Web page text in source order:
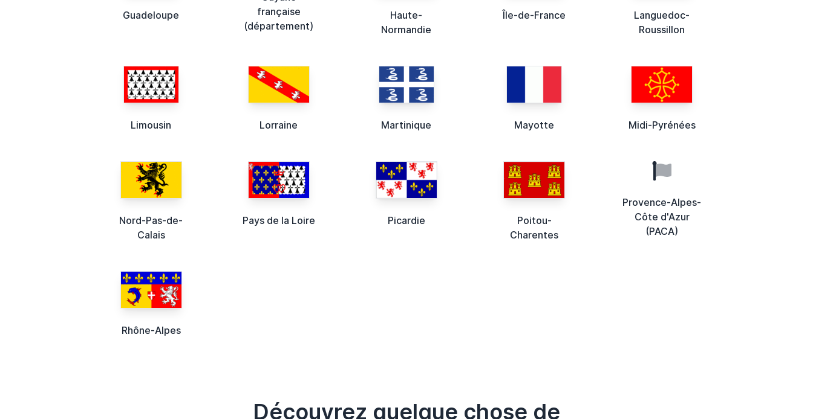
Guadeloupe
française
(département)
Haute-
Normandie
Île-de-France
Languedoc-
Roussillon
Limousin Lorraine Martinique Mayotte Midi-Pyrénées
Nord-Pas-de-
Calais
Pays de la Loire Picardie
Poitou-
Charentes
Provence-Alpes-
Côte d'Azur
(PACA)
Rhône-Alpes
Découvrez quelque chose de